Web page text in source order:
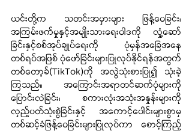
ယင်းတို့က သတင်းအမှားများ ဖြန့်ဝေခြင်း၊
အကြမ်းဖက်မှုနှင့်အမျိုးသားရေးဝါဒကို လှုံ့ဆော်
ခြင်းနှင့်စစ်အုပ်ချုပ်ရေးကို ပုံမှန်အခြေအနေ
တစ်ရပ်အဖြစ် ပုံဖော်ခြင်းများပြုလုပ်နိုင်ရန်အတွက်
တစ်တော့ခ်(TikTok)ကို အလွဲသုံးစားပြု၍ သုံးခဲ့
ကြသည်။ အကြောင်းအရာတင်ဆက်ပုံများကို
ပြောင်းလဲခြင်း၊ စကားလုံးအသုံးအနှုန်းများကို
လှည့်ပတ်သုံးစွဲခြင်းနှင့် အကောင့်ပေါင်းများစွာမှ
တစ်ဆင့်ခံဖြန့်ဝေခြင်းများပြုလုပ်ကာ စောင့်ကြည့်